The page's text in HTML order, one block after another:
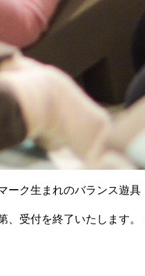
ク生まれのバランス遊
付を終了いたします。